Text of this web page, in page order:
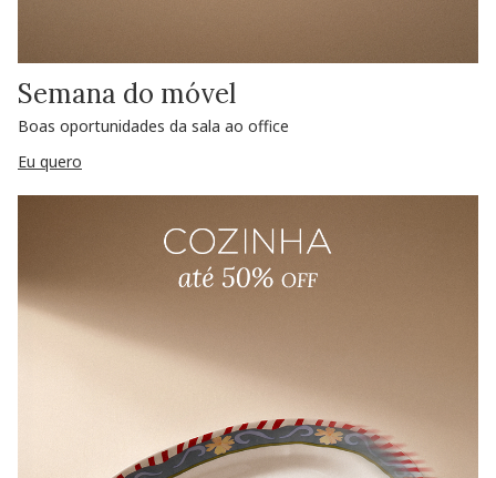
Semana do móvel
Boas oportunidades da sala ao office
Eu quero